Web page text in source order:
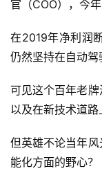
官（COO），今
在2019年净利润
仍然坚持在自动驾
可见这个百年老牌
以及在新技术道路
但英雄不论当年
能化方面的野心？